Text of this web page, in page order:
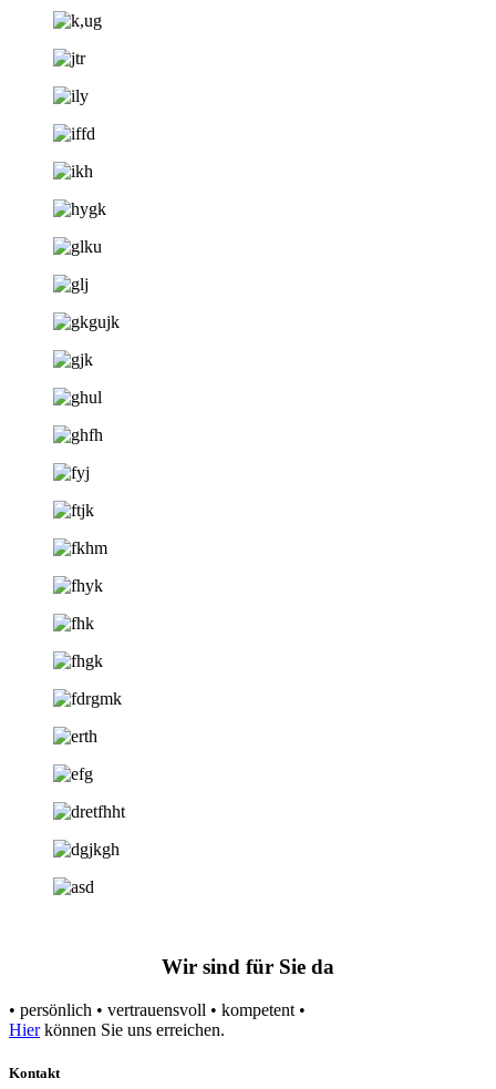
Wir sind für Sie da
• persönlich • vertrauensvoll • kompetent •
Hierkönnen Sie uns erreichen.
Kontakt